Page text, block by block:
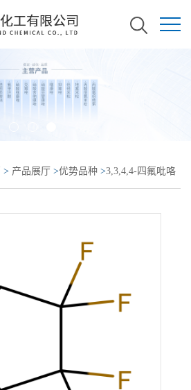
> 产品展厅 >优势品种 >3,3,4,4-四氟吡咯